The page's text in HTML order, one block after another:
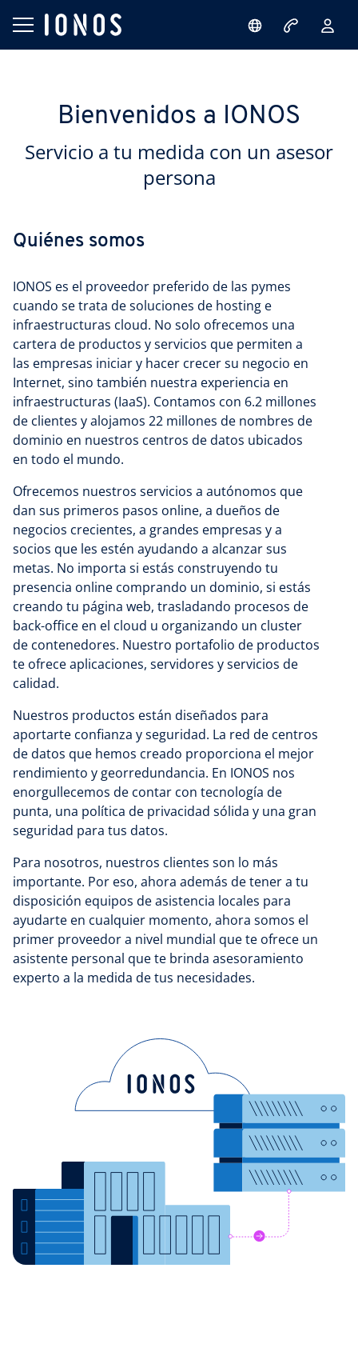
Bienvenidos a IONOS
Servicio a tu medida con un asesor
persona
Quiénes somos
IONOS es el proveedor preferido de las pymes
cuando se trata de soluciones de hosting e
infraestructuras cloud. No solo ofrecemos una
cartera de productos y servicios que permiten a
las empresas iniciar y hacer crecer su negocio en
Internet, sino también nuestra experiencia en
infraestructuras (IaaS). Contamos con 6.2 millones
de clientes y alojamos 22 millones de nombres de
dominio en nuestros centros de datos ubicados
en todo el mundo.
Ofrecemos nuestros servicios a autónomos que
dan sus primeros pasos online, a dueños de
negocios crecientes, a grandes empresas y a
socios que les estén ayudando a alcanzar sus
metas. No importa si estás construyendo tu
presencia online comprando un dominio, si estás
creando tu página web, trasladando procesos de
back-office en el cloud u organizando un cluster
de contenedores. Nuestro portafolio de productos
te ofrece aplicaciones, servidores y servicios de
calidad.
Nuestros productos están diseñados para
aportarte confianza y seguridad. La red de centros
de datos que hemos creado proporciona el mejor
rendimiento y georredundancia. En IONOS nos
enorgullecemos de contar con tecnología de
punta, una política de privacidad sólida y una gran
seguridad para tus datos.
Para nosotros, nuestros clientes son lo más
importante. Por eso, ahora además de tener a tu
disposición equipos de asistencia locales para
ayudarte en cualquier momento, ahora somos el
primer proveedor a nivel mundial que te ofrece un
asistente personal que te brinda asesoramiento
experto a la medida de tus necesidades.